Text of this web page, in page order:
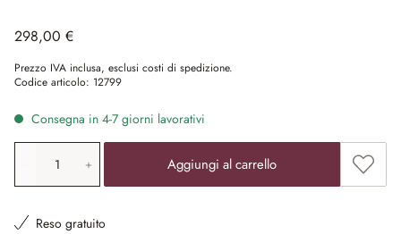
298,00 €
Prezzo IVA inclusa, esclusi costi di spedizione.
Codice articolo: 12799
Consegna in 4-7 giorni lavorativi
Quantità prodotto: inserisci il valore desiderato o
Aggiungi al carrello
Reso gratuito